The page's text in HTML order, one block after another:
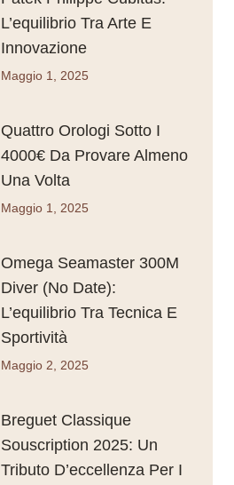
L’equilibrio Tra Arte E
Innovazione
Maggio 1, 2025
Quattro Orologi Sotto I
4000€ Da Provare Almeno
Una Volta
Maggio 1, 2025
Omega Seamaster 300M
Diver (No Date):
L’equilibrio Tra Tecnica E
Sportività
Maggio 2, 2025
Breguet Classique
Souscription 2025: Un
Tributo D’eccellenza Per I